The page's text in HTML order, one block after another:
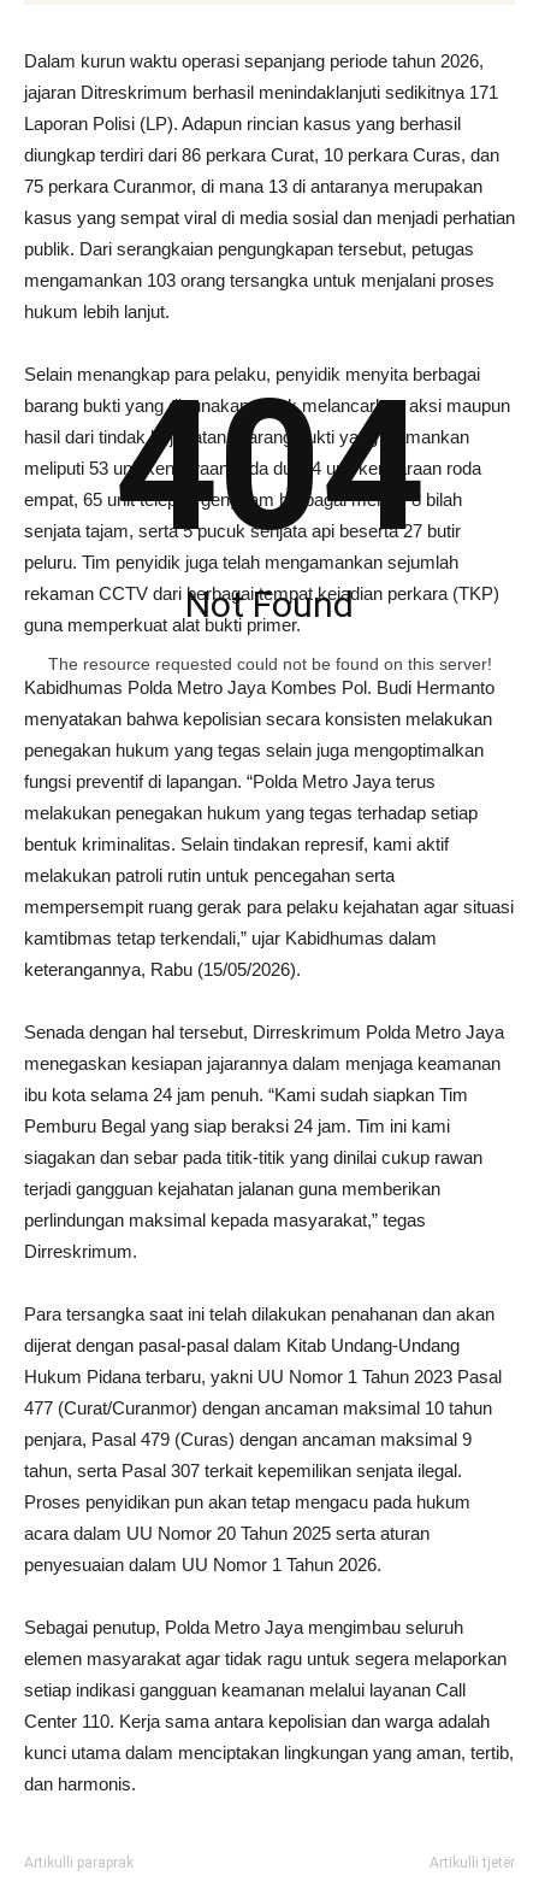
Dalam kurun waktu operasi sepanjang periode tahun 2026,
jajaran Ditreskrimum berhasil menindaklanjuti sedikitnya 171
Laporan Polisi (LP). Adapun rincian kasus yang berhasil
diungkap terdiri dari 86 perkara Curat, 10 perkara Curas, dan
75 perkara Curanmor, di mana 13 di antaranya merupakan
kasus yang sempat viral di media sosial dan menjadi perhatian
publik. Dari serangkaian pengungkapan tersebut, petugas
mengamankan 103 orang tersangka untuk menjalani proses
hukum lebih lanjut.
Selain menangkap para pelaku, penyidik menyita berbagai
barang bukti yang digunakan untuk melancarkan aksi maupun
hasil dari tindak kejahatan. Barang bukti yang diamankan
meliputi 53 unit kendaraan roda dua, 4 unit kendaraan roda
empat, 65 unit telepon genggam berbagai merek, 8 bilah
senjata tajam, serta 5 pucuk senjata api beserta 27 butir
peluru. Tim penyidik juga telah mengamankan sejumlah
rekaman CCTV dari berbagai tempat kejadian perkara (TKP)
guna memperkuat alat bukti primer.
Kabidhumas Polda Metro Jaya Kombes Pol. Budi Hermanto
menyatakan bahwa kepolisian secara konsisten melakukan
penegakan hukum yang tegas selain juga mengoptimalkan
fungsi preventif di lapangan. “Polda Metro Jaya terus
melakukan penegakan hukum yang tegas terhadap setiap
bentuk kriminalitas. Selain tindakan represif, kami aktif
melakukan patroli rutin untuk pencegahan serta
mempersempit ruang gerak para pelaku kejahatan agar situasi
kamtibmas tetap terkendali,” ujar Kabidhumas dalam
keterangannya, Rabu (15/05/2026).
Senada dengan hal tersebut, Dirreskrimum Polda Metro Jaya
menegaskan kesiapan jajarannya dalam menjaga keamanan
ibu kota selama 24 jam penuh. “Kami sudah siapkan Tim
Pemburu Begal yang siap beraksi 24 jam. Tim ini kami
siagakan dan sebar pada titik-titik yang dinilai cukup rawan
terjadi gangguan kejahatan jalanan guna memberikan
perlindungan maksimal kepada masyarakat,” tegas
Dirreskrimum.
Para tersangka saat ini telah dilakukan penahanan dan akan
dijerat dengan pasal-pasal dalam Kitab Undang-Undang
Hukum Pidana terbaru, yakni UU Nomor 1 Tahun 2023 Pasal
477 (Curat/Curanmor) dengan ancaman maksimal 10 tahun
penjara, Pasal 479 (Curas) dengan ancaman maksimal 9
tahun, serta Pasal 307 terkait kepemilikan senjata ilegal.
Proses penyidikan pun akan tetap mengacu pada hukum
acara dalam UU Nomor 20 Tahun 2025 serta aturan
penyesuaian dalam UU Nomor 1 Tahun 2026.
Sebagai penutup, Polda Metro Jaya mengimbau seluruh
elemen masyarakat agar tidak ragu untuk segera melaporkan
setiap indikasi gangguan keamanan melalui layanan Call
Center 110. Kerja sama antara kepolisian dan warga adalah
kunci utama dalam menciptakan lingkungan yang aman, tertib,
dan harmonis.
Artikulli paraprak Artikulli tjetër
404
Not Found
The resource requested could not be found on this server!